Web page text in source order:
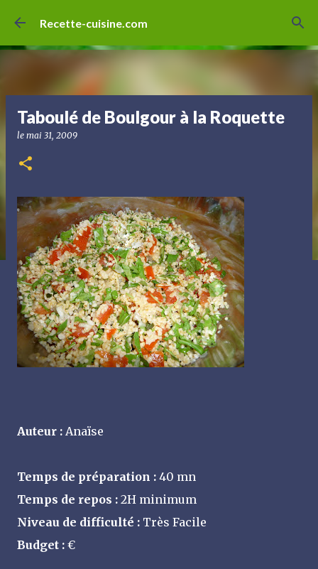
Accéder au contenu principal
Recette-cuisine.com
Taboulé de Boulgour à la Roquette
le mai 31, 2009
Auteur : Anaïse
Temps de préparation : 40 mn
Temps de repos : 2H minimum
Niveau de difficulté : Très Facile
Budget : €